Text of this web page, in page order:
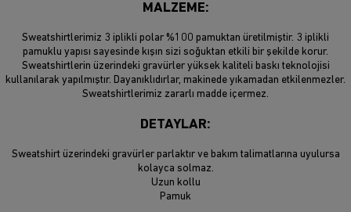
MALZEME:
Sweatshirtlerimiz 3 iplikli polar %100 pamuktan üretilmiştir. 3 iplikli
pamuklu yapısı sayesinde kışın sizi soğuktan etkili bir şekilde korur.
Sweatshirtlerin üzerindeki gravürler yüksek kaliteli baskı teknolojisi
kullanılarak yapılmıştır. Dayanıklıdırlar, makinede yıkamadan etkilenmezler.
Sweatshirtlerimiz zararlı madde içermez.
DETAYLAR:
Sweatshirt üzerindeki gravürler parlaktır ve bakım talimatlarına uyulursa
kolayca solmaz.
Uzun kollu
Pamuk